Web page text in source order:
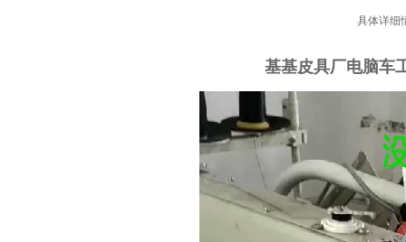
具体详细
基基皮具厂电脑车